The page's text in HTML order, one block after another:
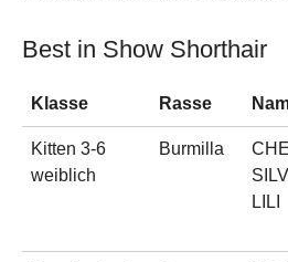
Best in Show Shorthair
Klasse Rasse
Kitten 3-6
weiblich
Burmilla
LILI